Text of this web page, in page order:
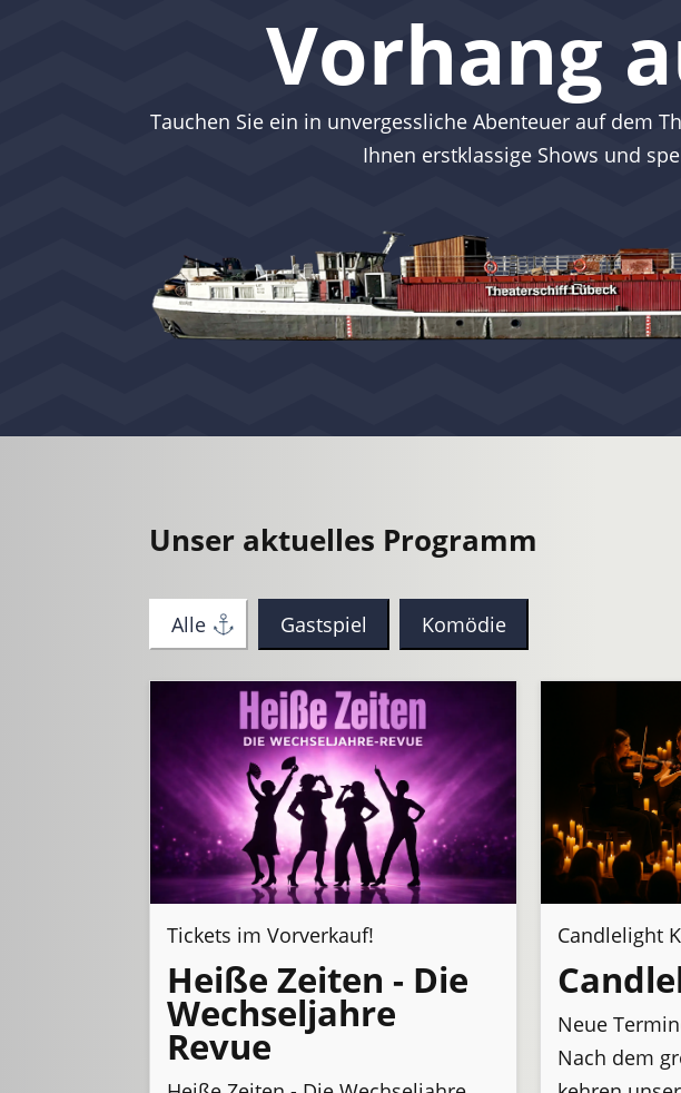
Vorhang
Tauchen Sie ein in unvergessliche Abenteuer auf dem
Ihnen erstklassige Shows und
Unser aktuelles Programm
Alle Gastspiel Komödie
Tickets im Vorverkauf!
Heiße Zeiten - Die
Wechseljahre
Revue
Heiße Zeiten - Die Wechseljahre
Candlelight
Neue
Nach dem
kehren